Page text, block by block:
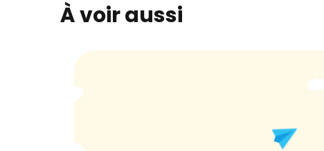
À voir aussi